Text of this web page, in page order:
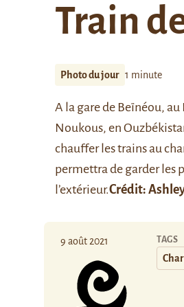
Train
Photo du jour 1 minute
A la gare de Beïnéou, au
Noukous, en
chauffer les trains au
permettra de garder les
l’extérieur.Crédit:
9 août 2021 TAGS